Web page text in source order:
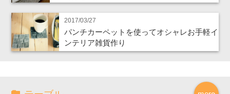
2017/03/27
パンチカーペットを使ってオシャレお手軽イ
ンテリア雑貨作り